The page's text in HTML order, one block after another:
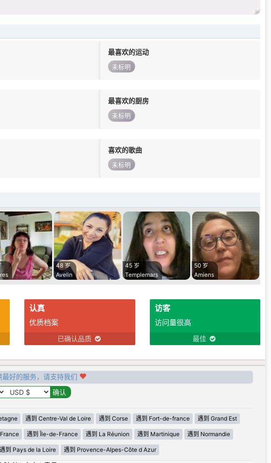
最喜欢的运动
未标明
最喜欢的厨房
未标明
喜欢的歌曲
未标明
48 岁
Avelin
45 岁
Templemars
50 岁
Amiens
认真
优质档案
已确认品质
访客
访问量很高
最佳
好的服务，请支持我们
遇到 Centre-Val de Loire 遇到 Corse 遇到 Fort-de-france 遇到 Grand Est
遇到 Île-de-France 遇到 La Réunion 遇到 Martinique 遇到 Normandie
遇到 Pays de la Loire 遇到 Provence-Alpes-Côte d Azur